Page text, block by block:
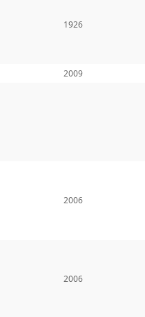
1926
2009
2006
2006